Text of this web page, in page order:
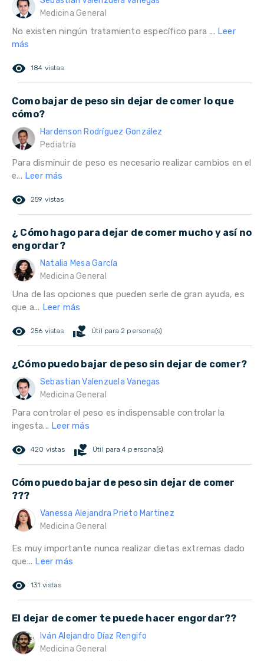
Medicina General
No existen ningún tratamiento específico para ... Leer
más
remove_red_eye 184 vistas
Como bajar de peso sin dejar de comer lo que
cómo?
Hardenson Rodríguez González
Pediatría
Para disminuir de peso es necesario realizar cambios en el
e... Leer más
remove_red_eye 259 vistas
¿ Cómo hago para dejar de comer mucho y así no
engordar?
Natalia Mesa García
Medicina General
Una de las opciones que pueden serle de gran ayuda, es
que a... Leer más
remove_red_eye 256 vistas volunteer_activism Útil para 2 persona(s)
¿Cómo puedo bajar de peso sin dejar de comer?
Sebastian Valenzuela Vanegas
Medicina General
Para controlar el peso es indispensable controlar la
ingesta... Leer más
remove_red_eye 420 vistas volunteer_activism Útil para 4 persona(s)
Cómo puedo bajar de peso sin dejar de comer
???
Vanessa Alejandra Prieto Martinez
Medicina General
Es muy importante nunca realizar dietas extremas dado
que... Leer más
remove_red_eye 131 vistas
El dejar de comer te puede hacer engordar??
Iván Alejandro Díaz Rengifo
Medicina General